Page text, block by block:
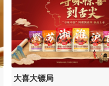
大喜大镖局